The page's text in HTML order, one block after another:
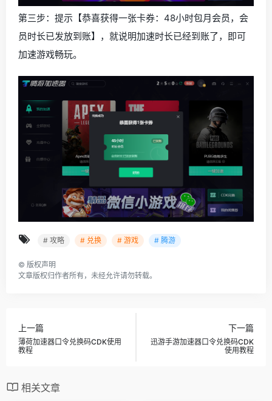
第三步：提示【恭喜获得一张卡券：48小时包月会员，会
员时长已发放到账】，就说明加速时长已经到账了，即可
加速游戏畅玩。
# 攻略 # 兑换 # 游戏 # 腾游
© 版权声明
文章版权归作者所有，未经允许请勿转载。
上一篇
薄荷加速器口令兑换码CDK使用
教程
下一篇
迅游手游加速器口令兑换码CDK
使用教程
相关文章